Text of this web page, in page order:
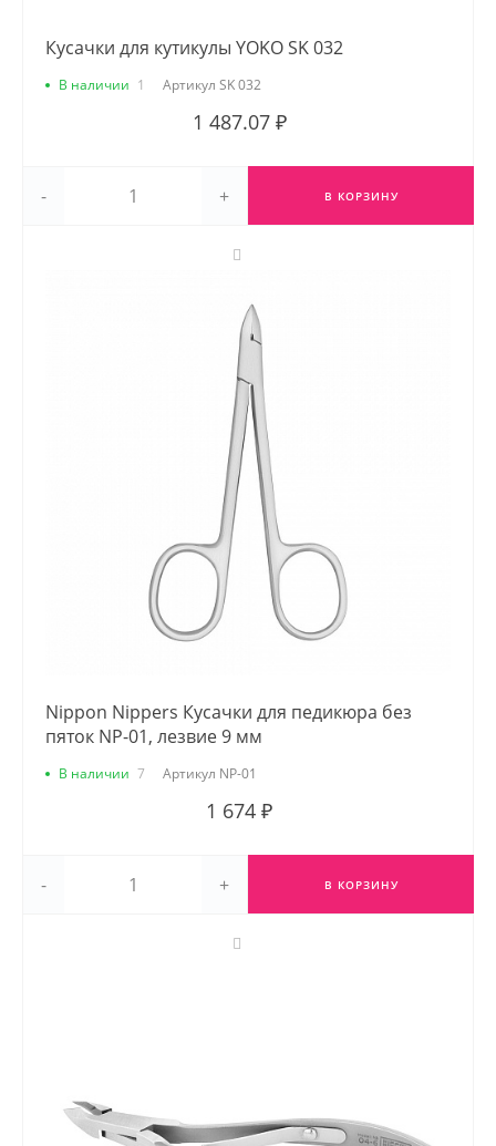
Кусачки для кутикулы YOKO SK 032
В наличии 1 Артикул SK 032
1 487.07 ₽
- + В КОРЗИНУ
Nippon Nippers Кусачки для педикюра без
пяток NP-01, лезвие 9 мм
В наличии 7 Артикул NP-01
1 674 ₽
- + В КОРЗИНУ